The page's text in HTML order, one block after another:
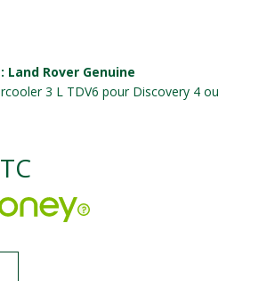
Rover Genuine
3 L TDV6 pour Discovery 4 ou